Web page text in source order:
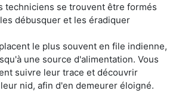
techniciens se trouvent être formés
débusquer et les éradiquer
le plus souvent en file indienne,
une source d'alimentation. Vous
suivre leur trace et découvrir
nid, afin d'en demeurer éloigné.